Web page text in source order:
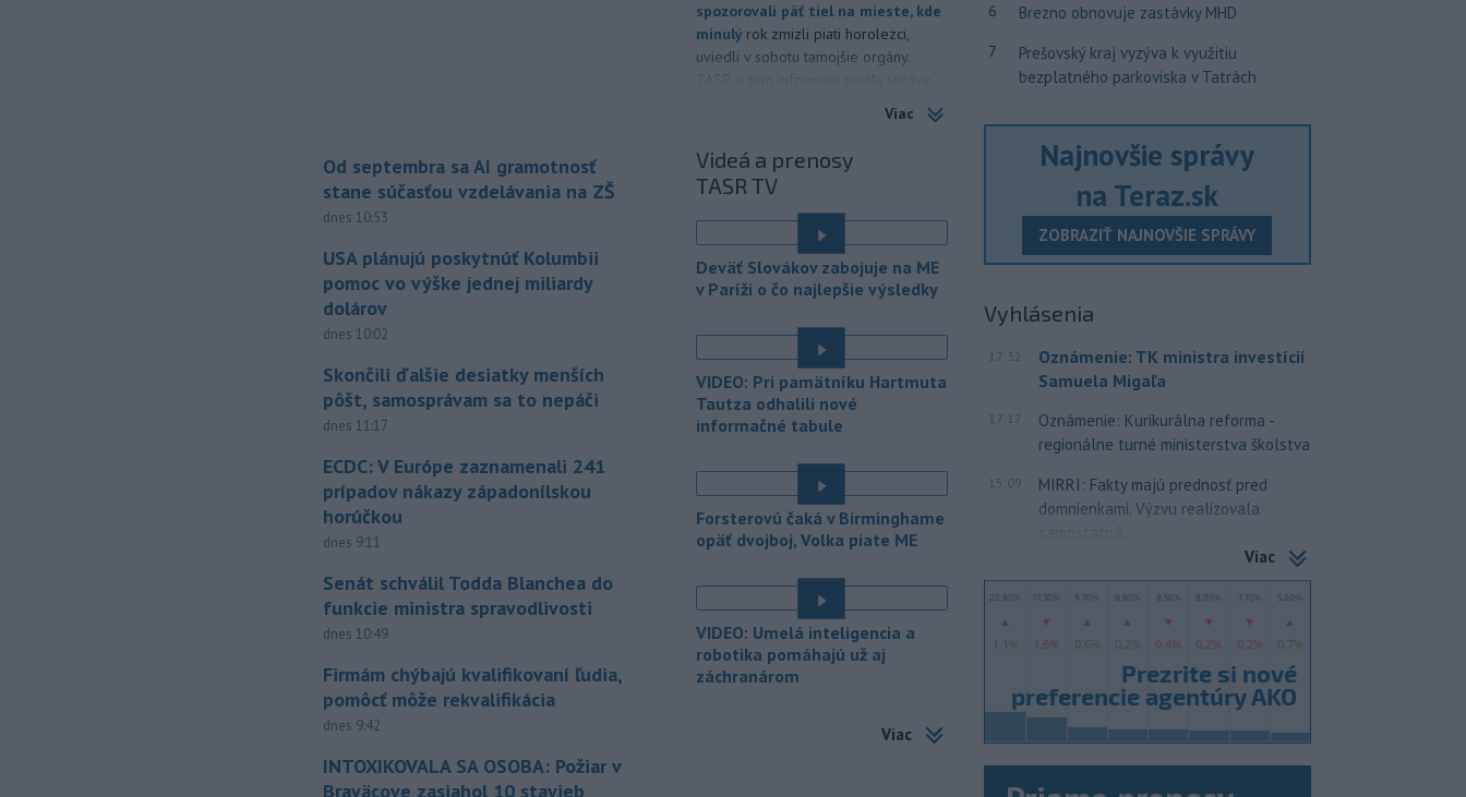
Od septembra sa AI gramotnosť
stane súčasťou vzdelávania na ZŠ
dnes 10:53
USA plánujú poskytnúť Kolumbii
pomoc vo výške jednej miliardy
dolárov
dnes 10:02
Skončili ďalšie desiatky menších
pôšt, samosprávam sa to nepáči
dnes 11:17
ECDC: V Európe zaznamenali 241
prípadov nákazy západonílskou
horúčkou
dnes 9:11
Senát schválil Todda Blanchea do
funkcie ministra spravodlivosti
dnes 10:49
Firmám chýbajú kvalifikovaní ľudia,
pomôcť môže rekvalifikácia
dnes 9:42
INTOXIKOVALA SA OSOBA: Požiar v
Braväcove zasiahol 10 stavieb
spozorovali päť tiel na mieste, kde
minulý rok zmizli piati horolezci,
uviedli v sobotu tamojšie orgány.
sobotu schválil Todda Blanchea
ako ministra
bol poverený vedením tohto rezortu
od apríla, keď americký prezident
Donald Trump odvolal z funkcie Pam
Bondiovú.
zahraničných vecí v piatok
oznámilo, že vláda prezidenta
Donalda Trumpa plánuje Kolumbii
poskytnúť miliardu dolárov na pomoc
v oblasti bezpečnosti.
09:40 - Slovenským firmám naďalej
chýbajú pracovníci s konkrétnymi
zručnosťami pričom digitalizácia,
automatizácia a AI menia obsah
profesie. Účinným riešením na
prepojenie potrieb trhu práce s
pracovnou silou môže byť
rekvalifikácia.
západonílskou horúčkou po celej
Viac
Videá a prenosy
TASR TV
Deväť Slovákov zabojuje na ME
v Paríži o čo najlepšie výsledky
VIDEO: Pri pamätníku Hartmuta
Tautza odhalili nové
informačné tabule
Forsterovú čaká v Birminghame
opäť dvojboj, Volka piate ME
VIDEO: Umelá inteligencia a
robotika pomáhajú už aj
záchranárom
Viac
6 Brezno obnovuje zastávky MHD
7
Prešovský kraj vyzýva k využitiu
bezplatného parkoviska v Tatrách
Najnovšie správy
na Teraz.sk
ZOBRAZIŤ NAJNOVŠIE SPRÁVY
Vyhlásenia
17:32
Oznámenie: TK ministra investícií
Samuela Migaľa
17:17
Oznámenie: Kurikurálna reforma -
regionálne turné ministerstva školstva
15:09
MIRRI: Fakty majú prednosť pred
domnienkami. Výzvu realizovala
samostatná...
Viac